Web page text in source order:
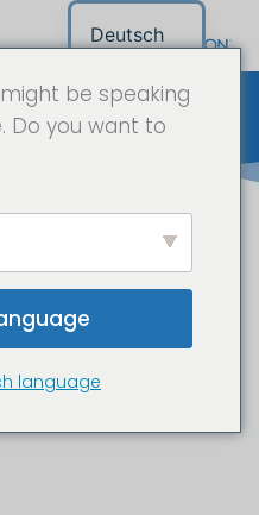
–
6K
in der
be speaking
Do you want to
language
Deutsch